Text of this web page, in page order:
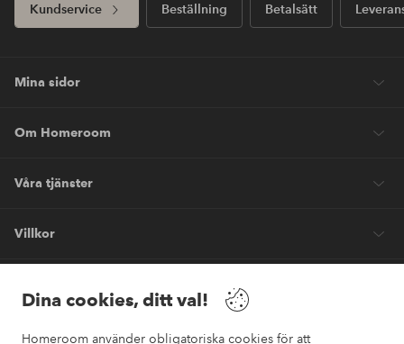
Dina cookies, ditt val!
Homeroom använder obligatoriska cookies för att
Kundservice Beställning Betalsätt
Mina sidor
Om Homeroom
Våra tjänster
Villkor